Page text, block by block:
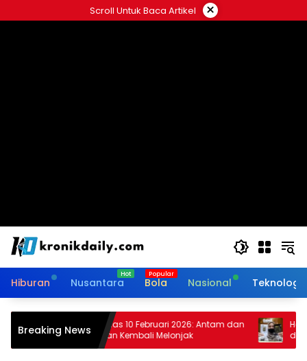
ke
Scroll Untuk Baca Artikel ×
Hiburan Nusantara Bola Nasional Teknologi
Breaking News
Harga Emas 10 Februari 2026: Antam dan
Pegadaian Kembali Melonjak
Harga
dan